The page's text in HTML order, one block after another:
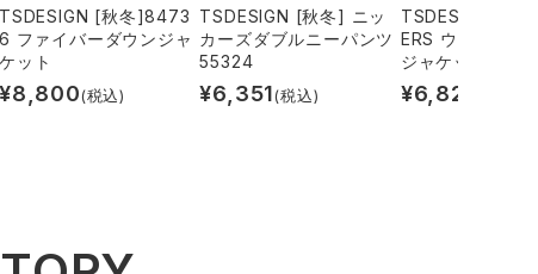
TSDESIGN [秋冬]8473
6 ファイバーダウンジャ
ケット
¥8,800(税込)
TSDESIGN [秋冬] ニッ
カーズダブルニーパンツ
55324
¥6,351(税込)
TSDESIGN [秋
ERS ウィンター
ジャケット
¥6,820